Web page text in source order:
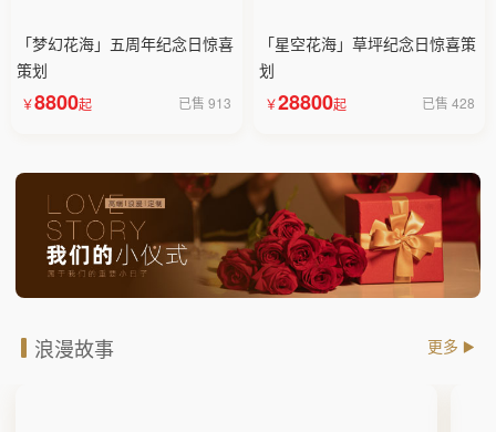
「梦幻花海」五周年纪念日惊喜
策划
8800 已售 913
「星空花海」草坪纪念日惊喜策
划
28800 已售 428
浪漫故事 更多